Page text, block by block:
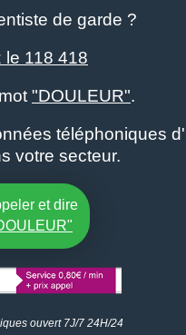
de garde ?
le 118 418
"DOULEUR".
téléphoniques
votre secteur.
et dire
ouvert 7J/7 24H/24